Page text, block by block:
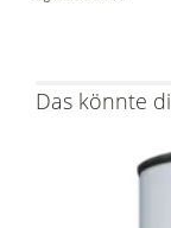
Das könnte